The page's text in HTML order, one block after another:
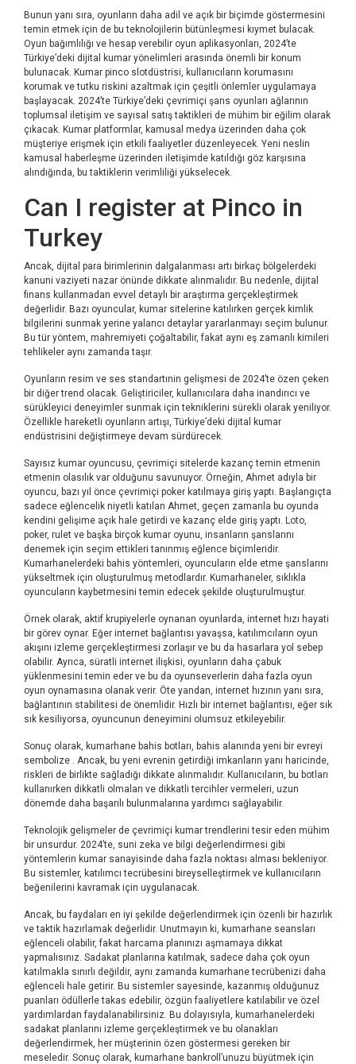
Bunun yanı sıra, oyunların daha adil ve açık bir biçimde göstermesini
temin etmek için de bu teknolojilerin bütünleşmesi kıymet bulacak.
Oyun bağımlılığı ve hesap verebilir oyun aplikasyonları, 2024’te
Türkiye’deki dijital kumar yönelimleri arasında önemli bir konum
bulunacak. Kumar pinco slotdüstrisi, kullanıcıların korumasını
korumak ve tutku riskini azaltmak için çeşitli önlemler uygulamaya
başlayacak. 2024’te Türkiye’deki çevrimiçi şans oyunları ağlarının
toplumsal iletişim ve sayısal satış taktikleri de mühim bir eğilim olarak
çıkacak. Kumar platformlar, kamusal medya üzerinden daha çok
müşteriye erişmek için etkili faaliyetler düzenleyecek. Yeni neslin
kamusal haberleşme üzerinden iletişimde katıldığı göz karşısına
alındığında, bu taktiklerin verimliliği yükselecek.
Can I register at Pinco in
Turkey
Ancak, dijital para birimlerinin dalgalanması artı birkaç bölgelerdeki
kanuni vaziyeti nazar önünde dikkate alınmalıdır. Bu nedenle, dijital
finans kullanmadan evvel detaylı bir araştırma gerçekleştirmek
değerlidir. Bazı oyuncular, kumar sitelerine katılırken gerçek kimlik
bilgilerini sunmak yerine yalancı detaylar yararlanmayı seçim bulunur.
Bu tür yöntem, mahremiyeti çoğaltabilir, fakat aynı eş zamanlı kimileri
tehlikeler aynı zamanda taşır.
Oyunların resim ve ses standartınin gelişmesi de 2024’te özen çeken
bir diğer trend olacak. Geliştiriciler, kullanıcılara daha inandırıcı ve
sürükleyici deneyimler sunmak için tekniklerini sürekli olarak yeniliyor.
Özellikle hareketli oyunların artışı, Türkiye’deki dijital kumar
endüstrisini değiştirmeye devam sürdürecek.
Sayısız kumar oyuncusu, çevrimiçi sitelerde kazanç temin etmenin
etmenin olasılık var olduğunu savunuyor. Örneğin, Ahmet adıyla bir
oyuncu, bazı yıl önce çevrimiçi poker katılmaya giriş yaptı. Başlangıçta
sadece eğlencelik niyetli katılan Ahmet, geçen zamanla bu oyunda
kendini gelişime açık hale getirdi ve kazanç elde giriş yaptı. Loto,
poker, rulet ve başka birçok kumar oyunu, insanların şanslarını
denemek için seçim ettikleri tanınmış eğlence biçimleridir.
Kumarhanelerdeki bahis yöntemleri, oyuncuların elde etme şanslarını
yükseltmek için oluşturulmuş metodlardır. Kumarhaneler, sıklıkla
oyuncuların kaybetmesini temin edecek şekilde oluşturulmuştur.
Örnek olarak, aktif krupiyelerle oynanan oyunlarda, internet hızı hayati
bir görev oynar. Eğer internet bağlantısı yavaşsa, katılımcıların oyun
akışını izleme gerçekleştirmesi zorlaşır ve bu da hasarlara yol sebep
olabilir. Ayrıca, süratli internet ilişkisi, oyunların daha çabuk
yüklenmesini temin eder ve bu da oyunseverlerin daha fazla oyun
oyun oynamasına olanak verir. Öte yandan, internet hızının yanı sıra,
bağlantının stabilitesi de önemlidir. Hızlı bir internet bağlantısı, eğer sık
sık kesiliyorsa, oyuncunun deneyimini olumsuz etkileyebilir.
Sonuç olarak, kumarhane bahis botları, bahis alanında yeni bir evreyi
sembolize . Ancak, bu yeni evrenin getirdiği imkanların yanı haricinde,
riskleri de birlikte sağladığı dikkate alınmalıdır. Kullanıcıların, bu botları
kullanırken dikkatli olmaları ve dikkatli tercihler vermeleri, uzun
dönemde daha başarılı bulunmalarına yardımcı sağlayabilir.
Teknolojik gelişmeler de çevrimiçi kumar trendlerini tesir eden mühim
bir unsurdur. 2024’te, suni zeka ve bilgi değerlendirmesi gibi
yöntemlerin kumar sanayisinde daha fazla noktası alması bekleniyor.
Bu sistemler, katılımcı tecrübesini bireyselleştirmek ve kullanıcıların
beğenilerini kavramak için uygulanacak.
Ancak, bu faydaları en iyi şekilde değerlendirmek için özenli bir hazırlık
ve taktik hazırlamak değerlidir. Unutmayın ki, kumarhane seansları
eğlenceli olabilir, fakat harcama planınızı aşmamaya dikkat
yapmalısınız. Sadakat planlarına katılmak, sadece daha çok oyun
katılmakla sınırlı değildir, aynı zamanda kumarhane tecrübenizi daha
eğlenceli hale getirir. Bu sistemler sayesinde, kazanmış olduğunuz
puanları ödüllerle takas edebilir, özgün faaliyetlere katılabilir ve özel
yardımlardan faydalanabilirsiniz. Bu dolayısıyla, kumarhanelerdeki
sadakat planlarını izleme gerçekleştirmek ve bu olanakları
değerlendirmek, her müşterinin özen göstermesi gereken bir
meseledir. Sonuç olarak, kumarhane bankroll’unuzu büyütmek için